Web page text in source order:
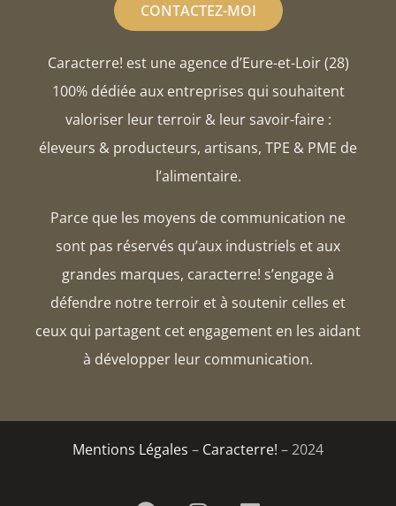
CONTACTEZ-MOI
Caracterre! est une agence d’Eure-et-Loir (28)
100% dédiée aux entreprises qui souhaitent
valoriser leur terroir & leur savoir-faire :
éleveurs & producteurs, artisans, TPE & PME de
l’alimentaire.
Parce que les moyens de communication ne
sont pas réservés qu’aux industriels et aux
grandes marques, caracterre! s’engage à
défendre notre terroir et à soutenir celles et
ceux qui partagent cet engagement en les aidant
à développer leur communication.
Mentions Légales – Caracterre! – 2024